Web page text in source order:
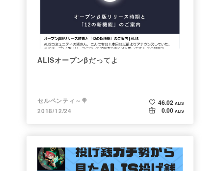
ALISオープンβだってよ
セルペンティ～🍭
2018/12/24
46.02 ALIS
0.00 ALIS